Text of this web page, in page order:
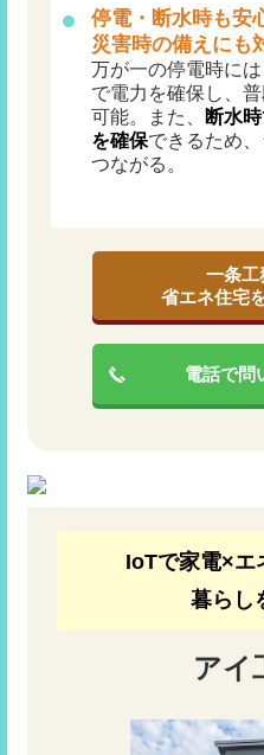
停電・断水時も安
災害時の備えにも
万が一の停電時に
で電力を確保し、
可能。また、 断水
を確保できるため
つながる。
一条工
省エネ住宅
電話で問
IoTで家電×エ
暮らし
アイ